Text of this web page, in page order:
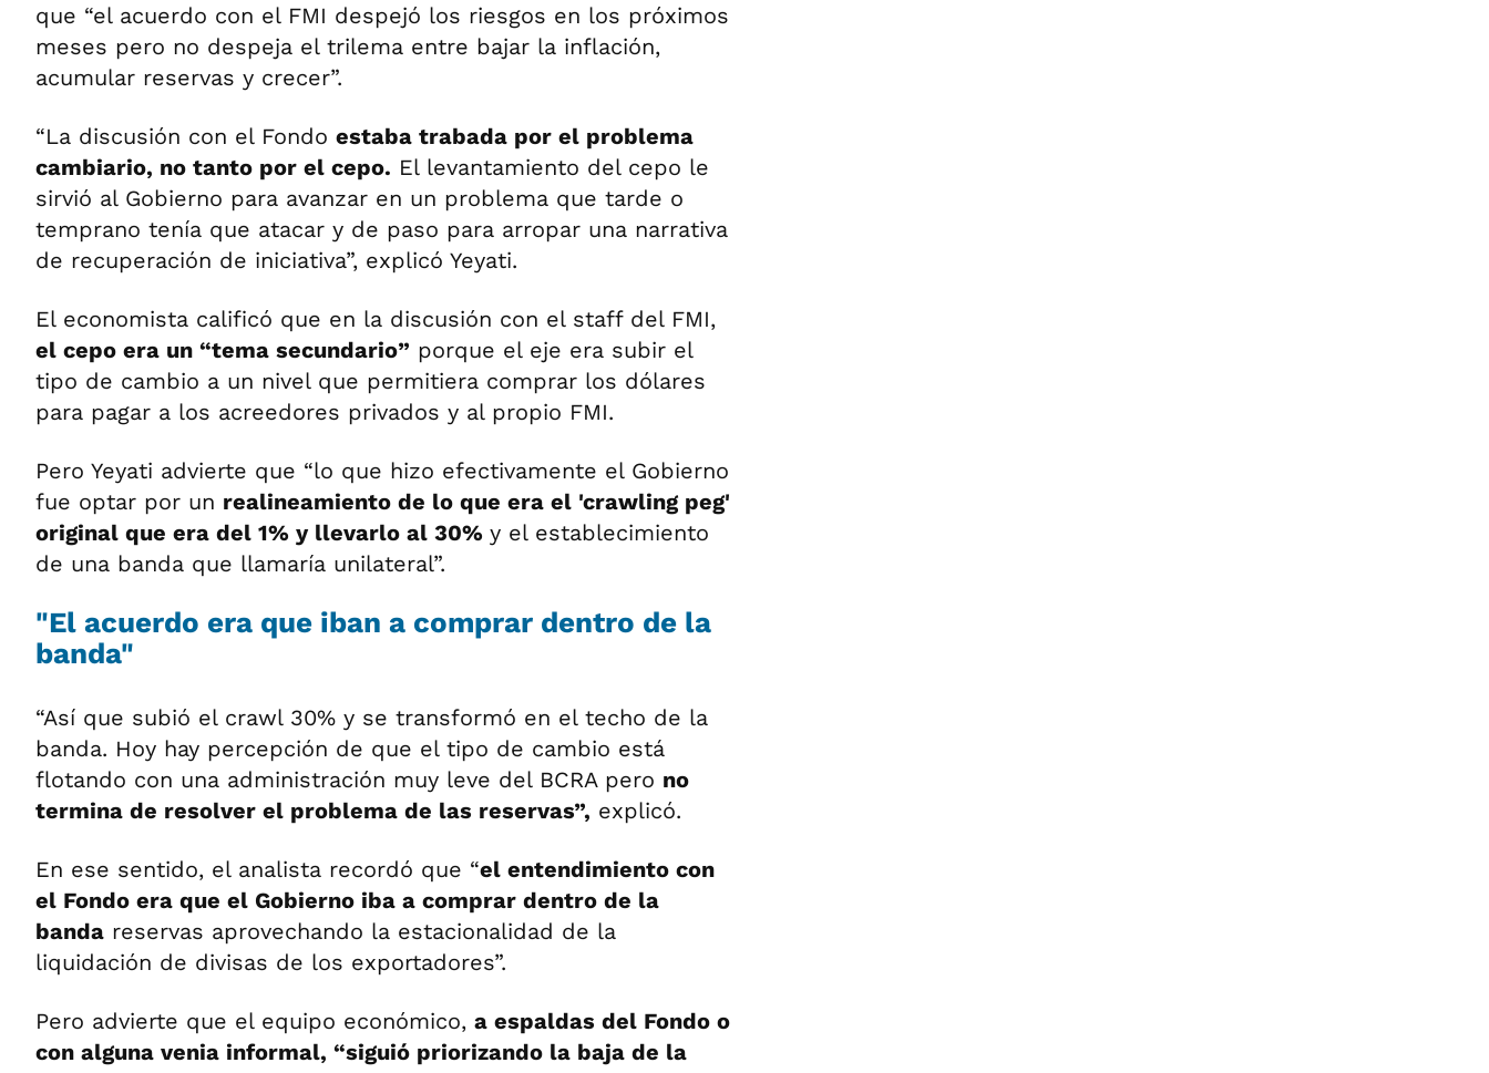
que “el acuerdo con el FMI despejó los riesgos en los próximos
meses pero no despeja el trilema entre bajar la inflación,
acumular reservas y crecer”.
“La discusión con el Fondo estaba trabada por el problema
cambiario, no tanto por el cepo. El levantamiento del cepo le
sirvió al Gobierno para avanzar en un problema que tarde o
temprano tenía que atacar y de paso para arropar una narrativa
de recuperación de iniciativa”, explicó Yeyati.
El economista calificó que en la discusión con el staff del FMI,
el cepo era un “tema secundario” porque el eje era subir el
tipo de cambio a un nivel que permitiera comprar los dólares
para pagar a los acreedores privados y al propio FMI.
Pero Yeyati advierte que “lo que hizo efectivamente el Gobierno
fue optar por un realineamiento de lo que era el 'crawling peg'
original que era del 1% y llevarlo al 30% y el establecimiento
de una banda que llamaría unilateral”.
"El acuerdo era que iban a comprar dentro de la
banda"
“Así que subió el crawl 30% y se transformó en el techo de la
banda. Hoy hay percepción de que el tipo de cambio está
flotando con una administración muy leve del BCRA pero no
termina de resolver el problema de las reservas”, explicó.
En ese sentido, el analista recordó que “el entendimiento con
el Fondo era que el Gobierno iba a comprar dentro de la
banda reservas aprovechando la estacionalidad de la
liquidación de divisas de los exportadores”.
Pero advierte que el equipo económico, a espaldas del Fondo o
con alguna venia informal, “siguió priorizando la baja de la